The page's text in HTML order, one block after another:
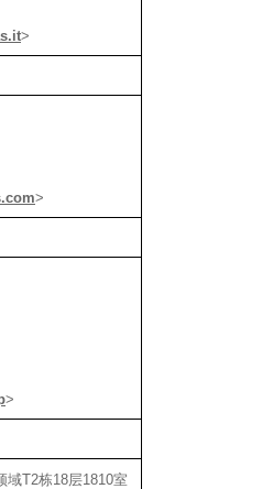
>
>
>
域T2栋18层1810室